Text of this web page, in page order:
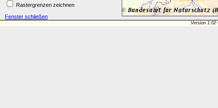
Rastergrenzen zeichnen
Fenster schließen
Version